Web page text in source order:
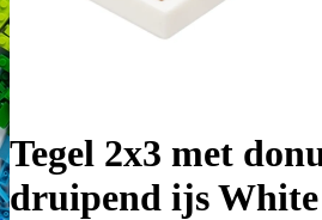
Tegel 2x3 met
druipend ijs White